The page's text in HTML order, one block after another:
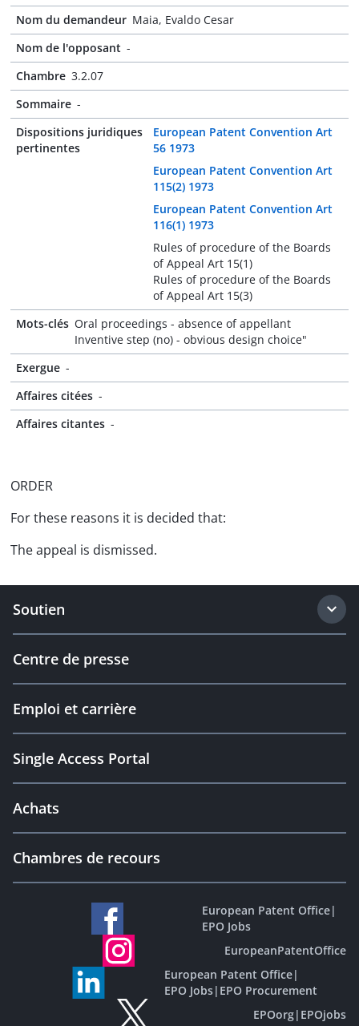
Nom du demandeur Maia, Evaldo Cesar
Nom de l'opposant -
Chambre 3.2.07
Sommaire -
Dispositions juridiques
pertinentes
European Patent Convention Art
56 1973
European Patent Convention Art
115(2) 1973
European Patent Convention Art
116(1) 1973
Rules of procedure of the Boards
of Appeal Art 15(1)
Rules of procedure of the Boards
of Appeal Art 15(3)
Mots-clés Oral proceedings - absence of appellant
Inventive step (no) - obvious design choice"
Exergue -
Affaires citées -
Affaires citantes -
ORDER
For these reasons it is decided that:
The appeal is dismissed.
Soutien
Centre de presse
Emploi et carrière
Single Access Portal
Achats
Chambres de recours
European Patent Office|
EPO Jobs
EuropeanPatentOffice
European Patent Office|
EPO Jobs| EPO Procurement
EPOorg| EPOjobs